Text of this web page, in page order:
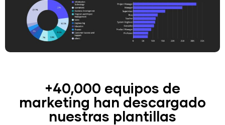
+40,000 equipos de
marketing han descargado
nuestras plantillas